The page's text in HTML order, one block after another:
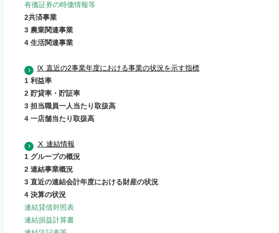
有価証券の時価情報等
2共済事業
3 農業関連事業
4 生活関連事業
Ⅸ 直近の2事業年度における事業の状況を示す指標
1 利益率
2 貯貸率・貯証率
3 担当職員一人当たり取扱高
4 一店舗当たり取扱高
Ⅹ 連結情報
1 グループの概況
2 連結事業概況
3 直近の連結会計年度における財産の状況
4 決算の状況
連結貸借対照表
連結損益計算書